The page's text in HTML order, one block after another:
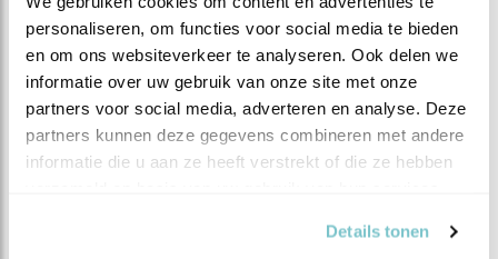
personaliseren, om functies voor social media te bieden
en om ons websiteverkeer te analyseren. Ook delen we
informatie over uw gebruik van onze site met onze
partners voor social media, adverteren en analyse. Deze
partners kunnen deze gegevens combineren met andere
informatie die u aan ze heeft verstrekt of die ze hebben
Details tonen
Alvast bedankt voor al jullie hulp.